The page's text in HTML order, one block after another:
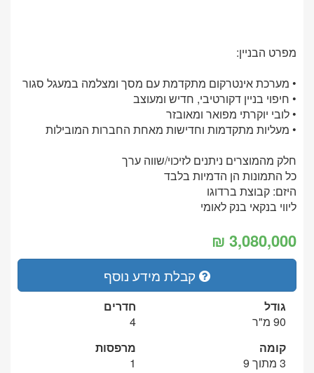
מפרט הבניין:
• מערכת אינטרקום מתקדמת עם מסך ומצלמה במעגל סגור
• חיפוי בניין דקורטיבי, חדיש ומעוצב
• לובי יוקרתי מפואר ומאובזר
• מעליות מתקדמות וחדישות מאחת החברות המובילות
חלק מהמוצרים ניתנים לזיכוי/שווה ערך
כל התמונות הן הדמיות בלבד
היזם: קבוצת ברדוגו
ליווי בנקאי בנק לאומי
קבלת מידע נוסף
גודל
90 מ"ר
חדרים
4
קומה
3 מתוך 9
מרפסות
1